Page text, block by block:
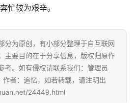
注册
忙较为艰辛。
分为原创，有小部分整理于自互联网
主要目的在于分享信息，版权归原作
考。如有侵权请联系我们：管理员
者：追忆，如若转载，请注明出
24449.html